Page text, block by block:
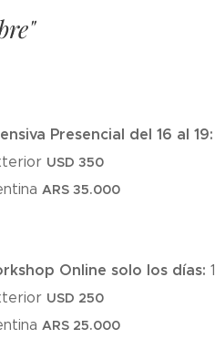
Presencial del 16 al 19:
USD 350
ARS 35.000
Online solo los días:
USD 250
ARS 25.000